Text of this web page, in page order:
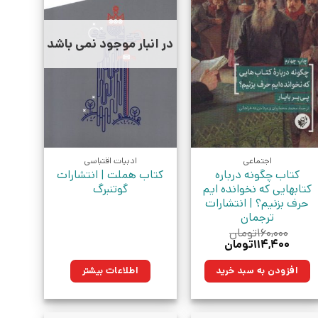
اجتماعی
کتاب چگونه درباره
کتابهایی که نخوانده ایم
حرف بزنیم؟ | انتشارات
ترجمان
۱۶۰,۰۰۰تومان
قیمت
۱۶۰,۰۰۰تومان
بود.
۱۱۴,۴۰۰تومانقیمت
۱۱۴,۴۰۰تومان.افزودن به سبد خرید
در انبار موجود نمی باشد
ادبیات اقتباسی
کتاب هملت | انتشارات
گوتنبرگ
اطلاعات بیشتر